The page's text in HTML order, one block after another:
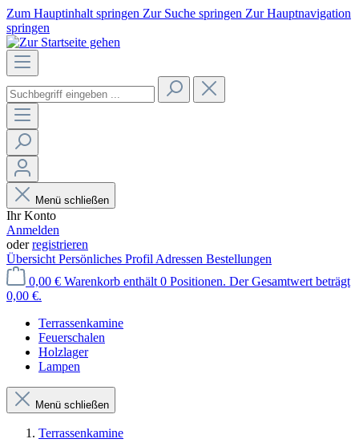
Zum Hauptinhalt springen Zur Suche springen Zur Hauptnavigation
springen
Menü schließen
Ihr Konto
Anmelden
oderregistrieren
Übersicht Persönliches Profil Adressen Bestellungen
0,00 € Warenkorb enthält 0 Positionen. Der Gesamtwert beträgt
0,00 €.
Terrassenkamine
Feuerschalen
Holzlager
Lampen
Menü schließen
Terrassenkamine